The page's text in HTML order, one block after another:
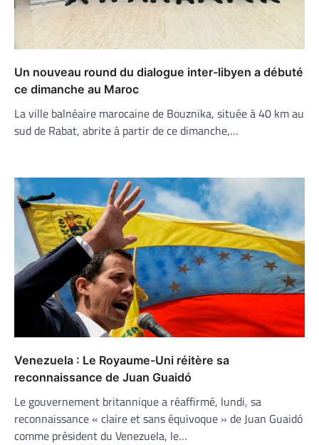
Un nouveau round du dialogue inter-libyen a débuté
ce dimanche au Maroc
La ville balnéaire marocaine de Bouznika, située à 40 km au
sud de Rabat, abrite à partir de ce dimanche,…
Venezuela : Le Royaume-Uni réitère sa
reconnaissance de Juan Guaidó
Le gouvernement britannique a réaffirmé, lundi, sa
reconnaissance « claire et sans équivoque » de Juan Guaidó
comme président du Venezuela, le…